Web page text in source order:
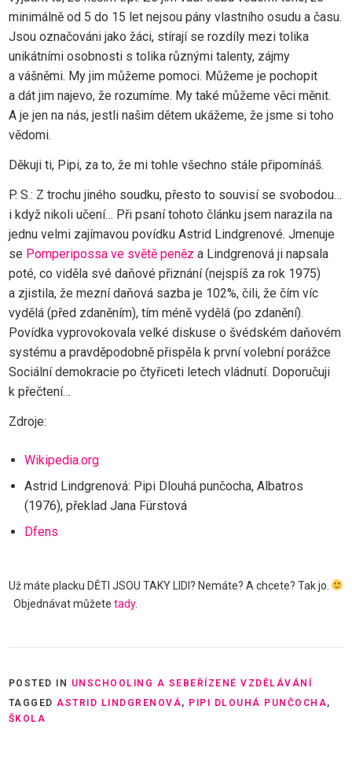
minimálně od 5 do 15 let nejsou pány vlastního osudu a času.
Jsou označováni jako žáci, stírají se rozdíly mezi tolika
unikátními osobnosti s tolika různými talenty, zájmy
a vášněmi. My jim můžeme pomoci. Můžeme je pochopit
a dát jim najevo, že rozumíme. My také můžeme věci měnit.
A je jen na nás, jestli našim dětem ukážeme, že jsme si toho
vědomi.
Děkuji ti, Pipi, za to, že mi tohle všechno stále připomínáš.
P. S.: Z trochu jiného soudku, přesto to souvisí se svobodou…
i když nikoli učení… Při psaní tohoto článku jsem narazila na
jednu velmi zajímavou povídku Astrid Lindgrenové. Jmenuje
se Pomperipossa ve světě peněz a Lindgrenová ji napsala
poté, co viděla své daňové přiznání (nejspíš za rok 1975)
a zjistila, že mezní daňová sazba je 102%, čili, že čím víc
vydělá (před zdaněním), tím méně vydělá (po zdanění).
Povídka vyprovokovala velké diskuse o švédském daňovém
systému a pravděpodobně přispěla k první volební porážce
Sociální demokracie po čtyřiceti letech vládnutí. Doporučuji
k přečtení…
Zdroje:
Wikipedia.org
Astrid Lindgrenová: Pipi Dlouhá punčocha, Albatros
(1976), překlad Jana Fürstová
Dfens
Už máte placku DĚTI JSOU TAKY LIDI? Nemáte? A chcete? Tak jo.
Objednávat můžete tady.
POSTED IN
UNSCHOOLING A SEBEŘÍZENÉ VZDĚLÁVÁNÍ
TAGGED ASTRID LINDGRENOVÁ, PIPI DLOUHÁ PUNČOCHA,
ŠKOLA